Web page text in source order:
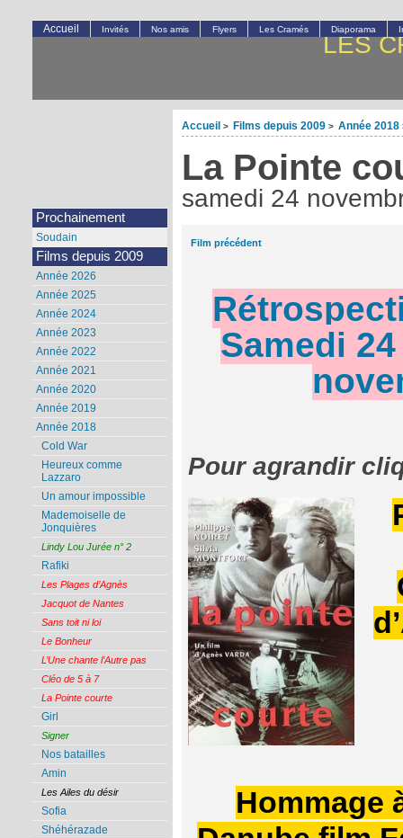
LES
Accueil > Films depuis 2009 > Année 2018
La Pointe
samedi 24
Film précédent
Samedi
Pour agrandir
Hommage
Accueil Invités Nos amis Flyers Les Cramés Diaporama
Prochainement
Soudain
Films depuis 2009
Année 2026
Année 2025
Année 2024
Année 2023
Année 2022
Année 2021
Année 2020
Année 2019
Année 2018
Cold War
Heureux comme
Lazzaro
Un amour impossible
Mademoiselle de
Jonquières
Lindy Lou Jurée n° 2
Rafiki
Les Plages d’Agnès
Jacquot de Nantes
Sans toit ni loi
Le Bonheur
L’Une chante l’Autre pas
Cléo de 5 à 7
La Pointe courte
Girl
Signer
Nos batailles
Amin
Les Ailes du désir
Sofia
Shéhérazade